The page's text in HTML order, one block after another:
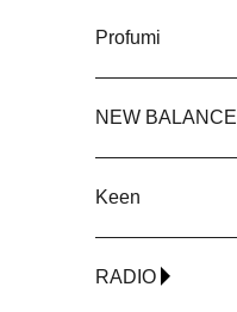
Profumi
NEW BALANCE
Keen
RADIO